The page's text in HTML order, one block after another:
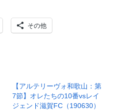
その他
【アルテリーヴォ和歌山：第
7節】オレたちの10番vsレイ
ジェンド滋賀FC（190630）